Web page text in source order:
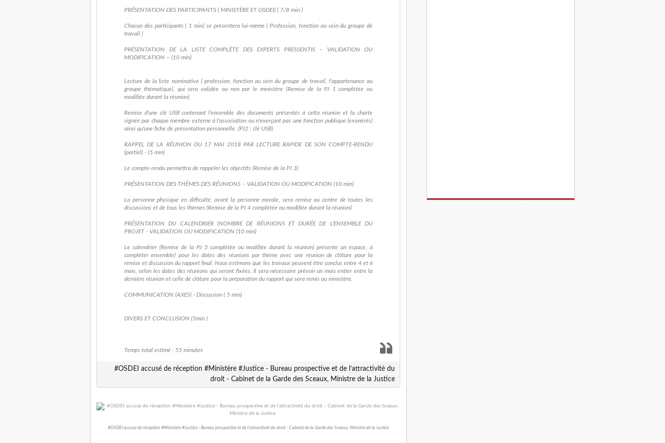
PRÉSENTATION DES PARTICIPANTS ( MINISTÈRE ET OSDEI) ( 7/8 min )
Chacun des participants ( 1 min) se présentera lui-même ( Profession, fonction au sein du groupe de
travail )
PRÉSENTATION DE LA LISTE COMPLÈTE DES EXPERTS PRESSENTIS – VALIDATION OU
MODIFICATION – (10 min)
Lecture de la liste nominative ( profession, fonction au sein du groupe de travail, l'appartenance au
groupe thématique), qui sera validée ou non par le ministère (Remise de la PJ 1 complétée ou
modifiée durant la réunion)
Remise d'une clé USB contenant l'ensemble des documents présentés à cette réunion et la charte
signée par chaque membre externe à l'association ou n'exerçant pas une fonction publique (exonérés)
ainsi qu'une fiche de présentation personnelle. (PJ2 : clé USB)
RAPPEL DE LA RÉUNION DU 17 MAI 2018 PAR LECTURE RAPIDE DE SON COMPTE-RENDU
(partiel) - (5 min)
Le compte-rendu permettra de rappeler les objectifs (Remise de la PJ 3)
PRÉSENTATION DES THÈMES DES RÉUNIONS – VALIDATION OU MODIFICATION (10 min)
La personne physique en difficulté, avant la personne morale, sera remise au centre de toutes les
discussions et de tous les thèmes (Remise de la PJ 4 complétée ou modifiée durant la réunion)
PRÉSENTATION DU CALENDRIER (NOMBRE DE RÉUNIONS ET DURÉE DE L'ENSEMBLE DU
PROJET - VALIDATION OU MODIFICATION (10 min)
Le calendrier (Remise de la PJ 5 complétée ou modifiée durant la réunion) présente un espace, à
compléter ensemble) pour les dates des réunions par thème avec une réunion de clôture pour la
remise et discussion du rapport final. Nous estimons que les travaux peuvent être conclus entre 4 et 6
mois, selon les dates des réunions qui seront fixées. Il sera nécessaire prévoir un mois entier entre la
dernière réunion et celle de clôture pour la préparation du rapport qui sera remis au ministère.
COMMUNICATION (AXES) - Discussion ( 5 min)
DIVERS ET CONCLUSION (5min )
Temps total estimé : 55 minutes
#OSDEI accusé de réception #Ministère #Justice - Bureau prospective et de l’attractivité du
droit - Cabinet de la Garde des Sceaux, Ministre de la Justice
#OSDEI accusé de réception #Ministère #Justice - Bureau prospective et de l’attractivité du droit - Cabinet de la Garde des Sceaux, Ministre de la Justice